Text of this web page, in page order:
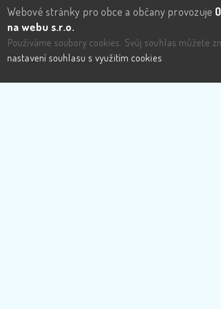
Webové stránky pro obce a občany provozuje
na webu s.r.o.
Používáme soubory cookies. Svůj souhlas můžete
nastavení souhlasu s využitím cookies.